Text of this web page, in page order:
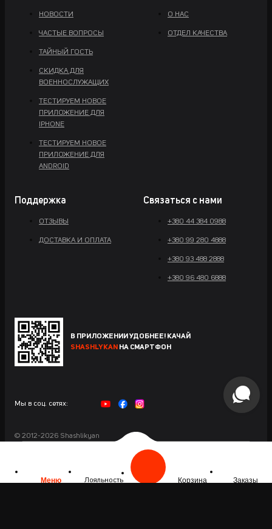
НОВОСТИ
ЧАСТЫЕ ВОПРОСЫ
ТАЙНЫЙ ГОСТЬ
СКИДКА ДЛЯ
ВОЕННОСЛУЖАЩИХ
ТЕСТИРУЕМ НОВОЕ
ПРИЛОЖЕНИЕ ДЛЯ
IPHONE
ТЕСТИРУЕМ НОВОЕ
ПРИЛОЖЕНИЕ ДЛЯ
ANDROID
О НАС
ОТДЕЛ КАЧЕСТВА
Поддержка
ОТЗЫВЫ
ДОСТАВКА И ОПЛАТА
Связаться с нами
+380 44 384 0988
+380 99 280 4888
+380 93 488 2888
+380 96 480 6888
В ПРИЛОЖЕНИИ УДОБНЕЕ! КАЧАЙ
SHASHLYKAN НА СМАРТФОН
© 2012-2026 Shashlikyan
Мы в соц. сетях:
Меню Лояльность Корзина Заказы